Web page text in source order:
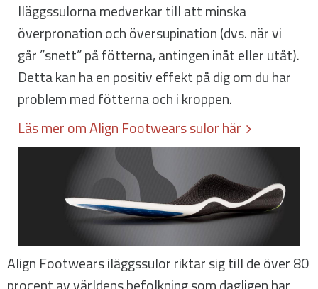
Iläggssulorna medverkar till att minska
överpronation och översupination (dvs. när vi
går ”snett” på fötterna, antingen inåt eller utåt).
Detta kan ha en positiv effekt på dig om du har
problem med fötterna och i kroppen.
Läs mer om Align Footwears sulor här
Align Footwears iläggssulor riktar sig till de över 80